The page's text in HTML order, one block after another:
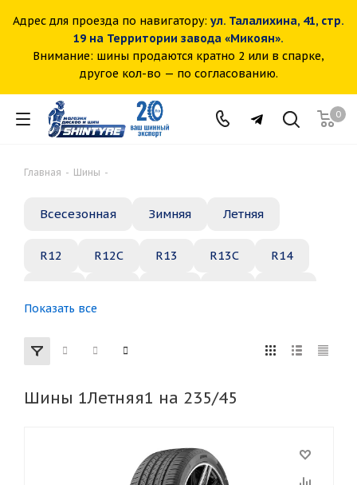
Адрес для проезда по навигатору: ул. Талалихина, 41, стр.
19 на Территории завода «Микоян».
Внимание: шины продаются кратно 2 или в спарке,
другое кол-во — по согласованию.
0
Главная - Шины -
Всесезонная Зимняя Летняя
R12 R12C R13 R13C R14
R22
155 165 185 195
285 295
Показать все
Шины 1Летняя1 на 235/45